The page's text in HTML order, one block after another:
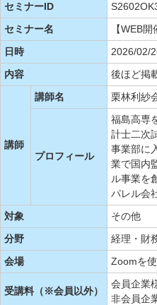
セミナーID
セミナー名
【WEB
日時
2026/02/
内容
後ほど掲
講師
講師名 栗林利紗
プロフィール
福島高専
計士二次
事業部に
業で国内
ル事業を
パレル会
対象
その他
分野
経理・財
会場
Zoomを
受講料（※会員以外）
会員企業
非会員企